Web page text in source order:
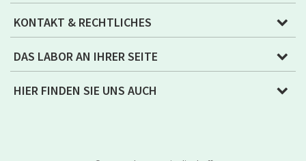
KONTAKT & RECHTLICHES
DAS LABOR AN IHRER SEITE
HIER FINDEN SIE UNS AUCH